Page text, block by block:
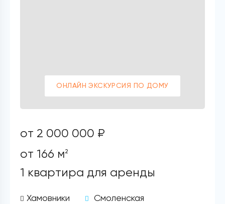
ОНЛАЙН ЭКСКУРСИЯ ПО ДОМУ
от 2 000 000 ₽
от 166 м2
1 квартира для аренды
Хамовники
Смоленская